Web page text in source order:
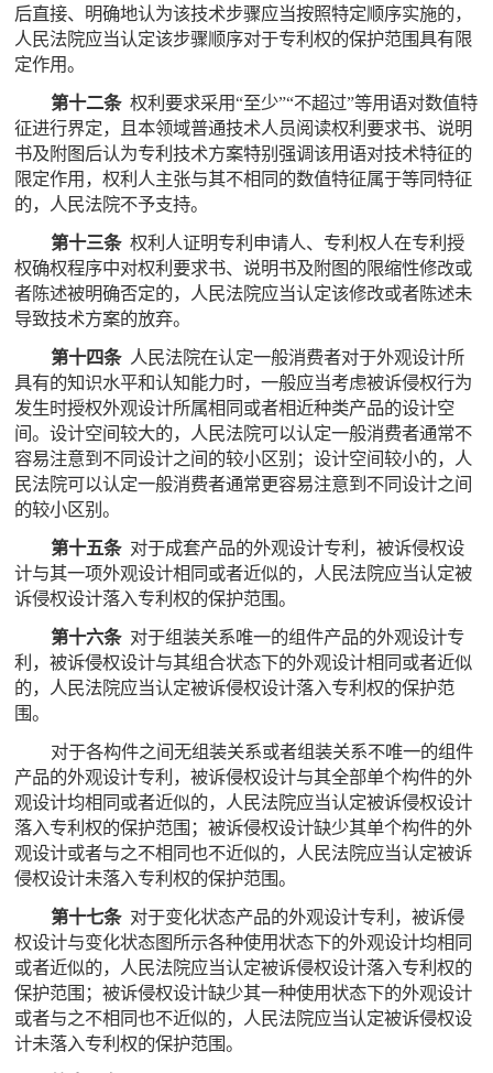
后直接、明确地认为该技术步骤应当按照特定顺序实施的，
人民法院应当认定该步骤顺序对于专利权的保护范围具有限
定作用。
第十二条权利要求采用“至少”“不超过”等用语对数值特
征进行界定，且本领域普通技术人员阅读权利要求书、说明
书及附图后认为专利技术方案特别强调该用语对技术特征的
限定作用，权利人主张与其不相同的数值特征属于等同特征
的，人民法院不予支持。
第十三条权利人证明专利申请人、专利权人在专利授
权确权程序中对权利要求书、说明书及附图的限缩性修改或
者陈述被明确否定的，人民法院应当认定该修改或者陈述未
导致技术方案的放弃。
第十四条 人民法院在认定一般消费者对于外观设计所
具有的知识水平和认知能力时，一般应当考虑被诉侵权行为
发生时授权外观设计所属相同或者相近种类产品的设计空
间。设计空间较大的，人民法院可以认定一般消费者通常不
容易注意到不同设计之间的较小区别；设计空间较小的，人
民法院可以认定一般消费者通常更容易注意到不同设计之间
的较小区别。
第十五条 对于成套产品的外观设计专利，被诉侵权设
计与其一项外观设计相同或者近似的，人民法院应当认定被
诉侵权设计落入专利权的保护范围。
第十六条 对于组装关系唯一的组件产品的外观设计专
利，被诉侵权设计与其组合状态下的外观设计相同或者近似
的，人民法院应当认定被诉侵权设计落入专利权的保护范
围。
对于各构件之间无组装关系或者组装关系不唯一的组件
产品的外观设计专利，被诉侵权设计与其全部单个构件的外
观设计均相同或者近似的，人民法院应当认定被诉侵权设计
落入专利权的保护范围；被诉侵权设计缺少其单个构件的外
观设计或者与之不相同也不近似的，人民法院应当认定被诉
侵权设计未落入专利权的保护范围。
第十七条 对于变化状态产品的外观设计专利，被诉侵
权设计与变化状态图所示各种使用状态下的外观设计均相同
或者近似的，人民法院应当认定被诉侵权设计落入专利权的
保护范围；被诉侵权设计缺少其一种使用状态下的外观设计
或者与之不相同也不近似的，人民法院应当认定被诉侵权设
计未落入专利权的保护范围。